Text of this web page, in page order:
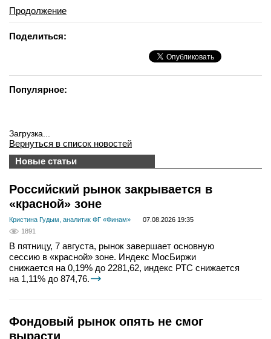
Продолжение
Поделиться:
Популярное:
Загрузка...
Вернуться в список новостей
Новые статьи
Российский рынок закрывается в
«красной» зоне
Кристина Гудым, аналитик ФГ «Финам»
07.08.2026 19:35
1891
В пятницу, 7 августа, рынок завершает основную
сессию в «красной» зоне. Индекс МосБиржи
снижается на 0,19% до 2281,62, индекс РТС снижается
на 1,11% до 874,76.
Фондовый рынок опять не смог
вырасти